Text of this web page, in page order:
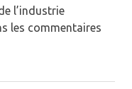
l’industrie
les commentaires